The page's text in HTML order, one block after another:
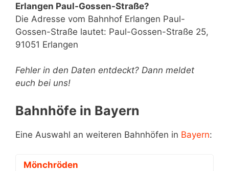
Erlangen Paul-Gossen-Straße?
Die Adresse vom Bahnhof Erlangen Paul-
Gossen-Straße lautet: Paul-Gossen-Straße 25,
91051 Erlangen
Fehler in den Daten entdeckt? Dann meldet
euch bei uns!
Bahnhöfe in Bayern
Eine Auswahl an weiteren Bahnhöfen in Bayern:
Mönchröden